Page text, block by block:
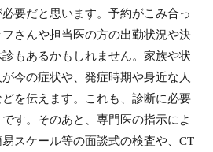
要だと思います。予約がこみ合っ
さんや担当医の方の出勤状況や決
もあるかもしれません。家族や状
今の症状や、発症時期や身近な人
を伝えます。これも、診断に必要
す。そのあと、専門医の指示によ
スケール等の面談式の検査や、CT